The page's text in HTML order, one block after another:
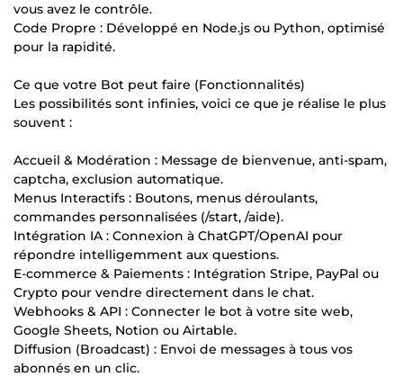
vous avez le contrôle.
Code Propre : Développé en Node.js ou Python, optimisé
pour la rapidité.
Ce que votre Bot peut faire (Fonctionnalités)
Les possibilités sont infinies, voici ce que je réalise le plus
souvent :
Accueil & Modération : Message de bienvenue, anti-spam,
captcha, exclusion automatique.
Menus Interactifs : Boutons, menus déroulants,
commandes personnalisées (/start, /aide).
Intégration IA : Connexion à ChatGPT/OpenAI pour
répondre intelligemment aux questions.
E-commerce & Paiements : Intégration Stripe, PayPal ou
Crypto pour vendre directement dans le chat.
Webhooks & API : Connecter le bot à votre site web,
Google Sheets, Notion ou Airtable.
Diffusion (Broadcast) : Envoi de messages à tous vos
abonnés en un clic.